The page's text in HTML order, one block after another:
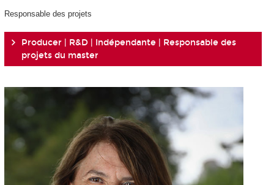
Responsable des projets
Producer | R&D | Indépendante | Responsable des
projets du master